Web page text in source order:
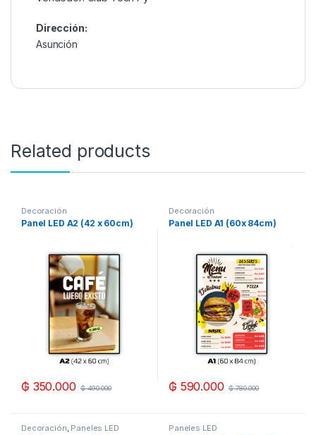
Dirección:
Asunción
Related products
Decoración
Panel LED A2 (42 x 60cm)
₲ 350.000 ₲490.000
Decoración
Panel LED A1 (60x 84cm)
₲ 590.000 ₲780.000
Decoración, Paneles LED Paneles LED